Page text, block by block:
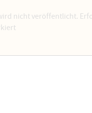
nicht veröffentlicht.